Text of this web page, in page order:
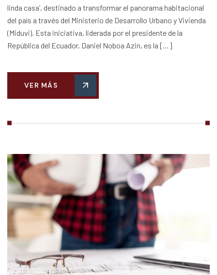
linda casa’, destinado a transformar el panorama habitacional
del país a través del Ministerio de Desarrollo Urbano y Vivienda
(Miduvi). Esta iniciativa, liderada por el presidente de la
República del Ecuador, Daniel Noboa Azin, es la […]
VER MÁS